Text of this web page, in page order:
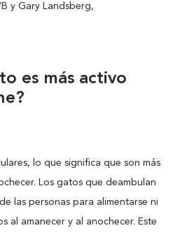
y Gary Landsberg,
es más activo
lo que significa que son más
Los gatos que deambulan
las personas para alimentarse ni
al amanecer y al anochecer. Este